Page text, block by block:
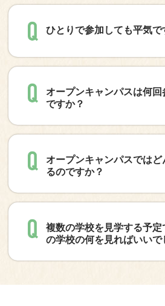
ひとりで参加しても平気で
オープンキャンパスは何
ですか？
オープンキャンパスではど
るのですか？
複数の学校を見学する予
の学校の何を見ればいいで